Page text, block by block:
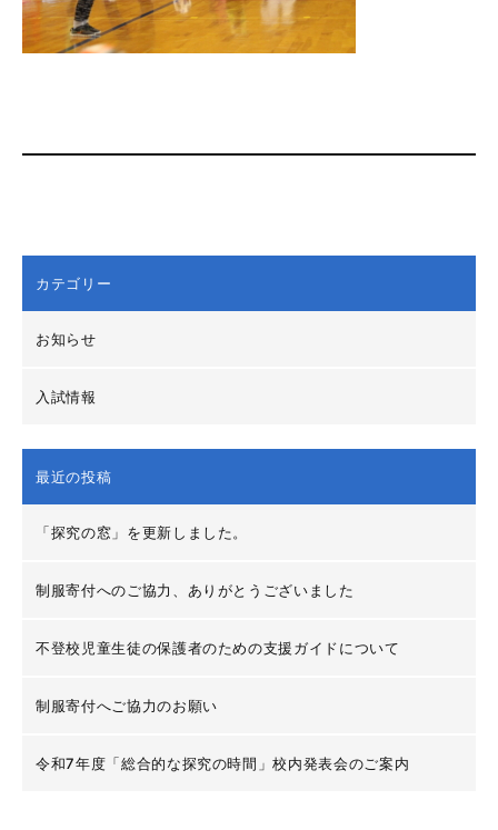
カテゴリー
お知らせ
入試情報
最近の投稿
「探究の窓」を更新しました。
制服寄付へのご協力、ありがとうございました
不登校児童生徒の保護者のための支援ガイドについて
制服寄付へご協力のお願い
令和7年度「総合的な探究の時間」校内発表会のご案内